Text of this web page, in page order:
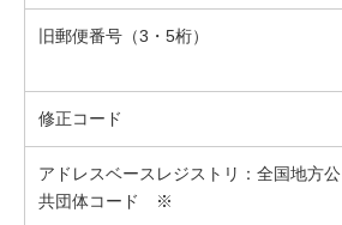
旧郵便番号（3・5桁）
修正コード
アドレスベースレジストリ：全国地方公
共団体コード ※